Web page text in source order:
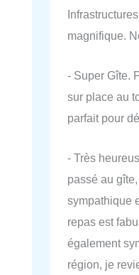
magnifique.
- Super Gîte.
sur place au
parfait pour
- Très
passé au
sympathique
repas est
également
région, je